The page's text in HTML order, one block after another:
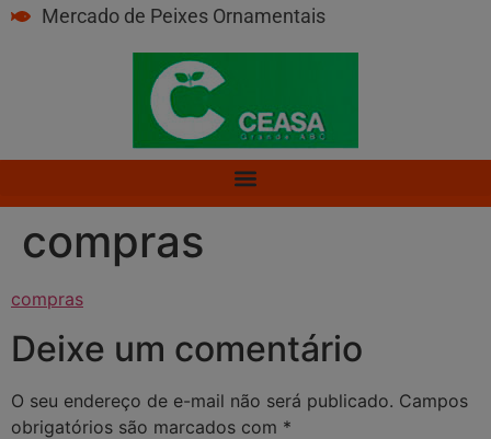
Mercado de Peixes Ornamentais
compras
compras
Deixe um comentário
O seu endereço de e-mail não será publicado. Campos
obrigatórios são marcados com *